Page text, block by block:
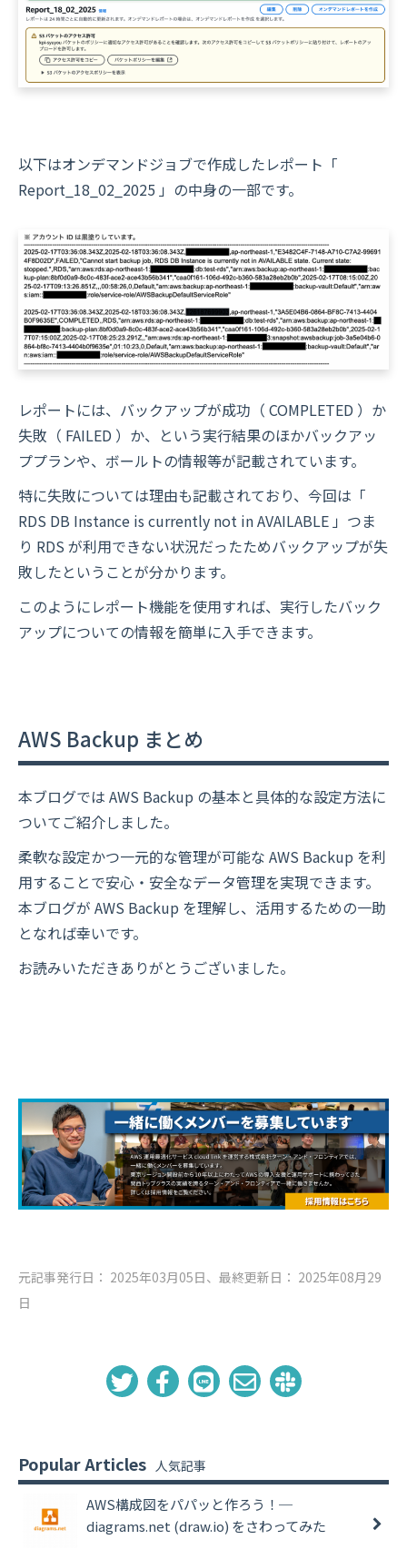
以下はオンデマンドジョブで作成したレポート「
Report_18_02_2025 」の中身の一部です。
レポートには、バックアップが成功（ COMPLETED ）か
失敗（ FAILED ）か、という実行結果のほかバックアッ
ププランや、ボールトの情報等が記載されています。
特に失敗については理由も記載されており、今回は「
RDS DB Instance is currently not in AVAILABLE 」つま
り RDS が利用できない状況だったためバックアップが失
敗したということが分かります。
このようにレポート機能を使用すれば、実行したバック
アップについての情報を簡単に入手できます。
AWS Backup まとめ
本ブログでは AWS Backup の基本と具体的な設定方法に
ついてご紹介しました。
柔軟な設定かつ一元的な管理が可能な AWS Backup を利
用することで安心・安全なデータ管理を実現できます。
本ブログが AWS Backup を理解し、活用するための一助
となれば幸いです。
お読みいただきありがとうございました。
元記事発行日： 2025年03月05日、最終更新日： 2025年08月29
日
Popular Articles
AWS構成図をパパッと作ろう！─
diagrams.net (draw.io) をさわってみた